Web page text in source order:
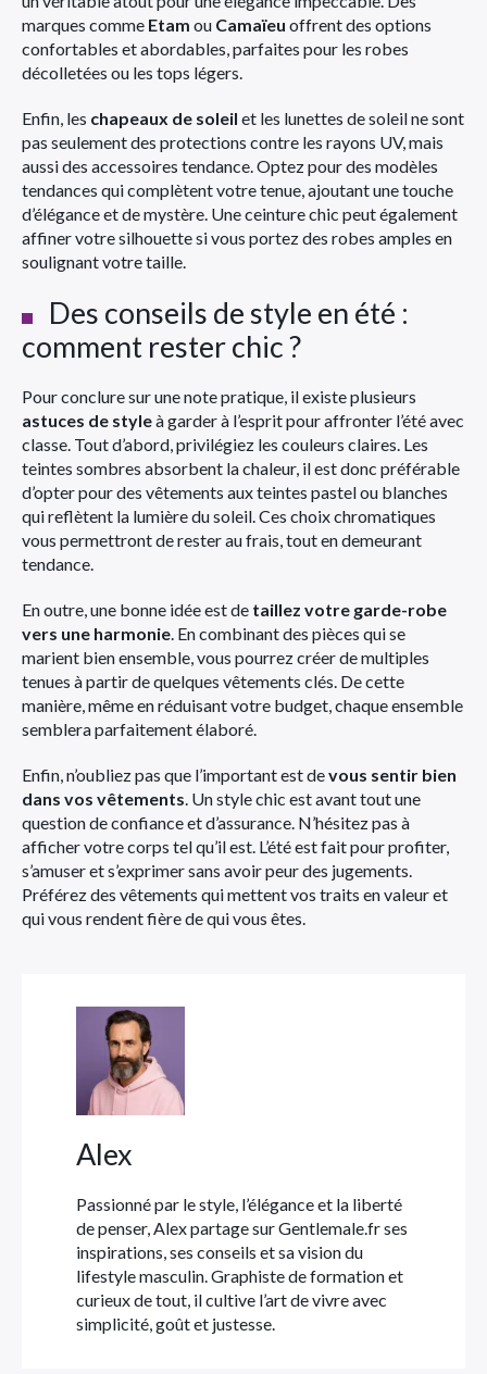
marques comme Etam ou Camaïeu offrent des options
confortables et abordables, parfaites pour les robes
décolletées ou les tops légers.
Enfin, les chapeaux de soleil et les lunettes de soleil ne sont
pas seulement des protections contre les rayons UV, mais
aussi des accessoires tendance. Optez pour des modèles
tendances qui complètent votre tenue, ajoutant une touche
d’élégance et de mystère. Une ceinture chic peut également
affiner votre silhouette si vous portez des robes amples en
soulignant votre taille.
Des conseils de style en été :
comment rester chic ?
Pour conclure sur une note pratique, il existe plusieurs
astuces de styleà garder à l’esprit pour affronter l’été avec
classe. Tout d’abord, privilégiez les couleurs claires. Les
teintes sombres absorbent la chaleur, il est donc préférable
d’opter pour des vêtements aux teintes pastel ou blanches
qui reflètent la lumière du soleil. Ces choix chromatiques
vous permettront de rester au frais, tout en demeurant
tendance.
En outre, une bonne idée est de taillez votre garde-robe
vers une harmonie. En combinant des pièces qui se
marient bien ensemble, vous pourrez créer de multiples
tenues à partir de quelques vêtements clés. De cette
manière, même en réduisant votre budget, chaque ensemble
semblera parfaitement élaboré.
Enfin, n’oubliez pas que l’important est devous sentir bien
dans vos vêtements. Un style chic est avant tout une
question de confiance et d’assurance. N’hésitez pas à
afficher votre corps tel qu’il est. L’été est fait pour profiter,
s’amuser et s’exprimer sans avoir peur des jugements.
Préférez des vêtements qui mettent vos traits en valeur et
qui vous rendent fière de qui vous êtes.
Alex
Passionné par le style, l’élégance et la liberté
de penser, Alex partage sur Gentlemale.fr ses
inspirations, ses conseils et sa vision du
lifestyle masculin. Graphiste de formation et
curieux de tout, il cultive l’art de vivre avec
simplicité, goût et justesse.